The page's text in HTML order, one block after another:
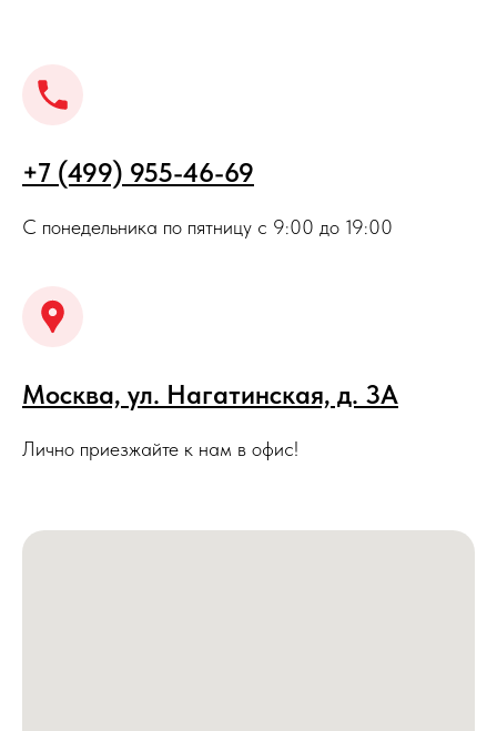
+7 (499) 955-46-69
С понедельника по пятницу с 9:00 до 19:00
Москва, ул. Нагатинская, д. 3A
Лично приезжайте к нам в офис!